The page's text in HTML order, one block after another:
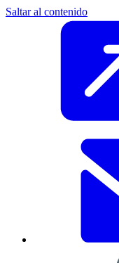
Saltar al contenido